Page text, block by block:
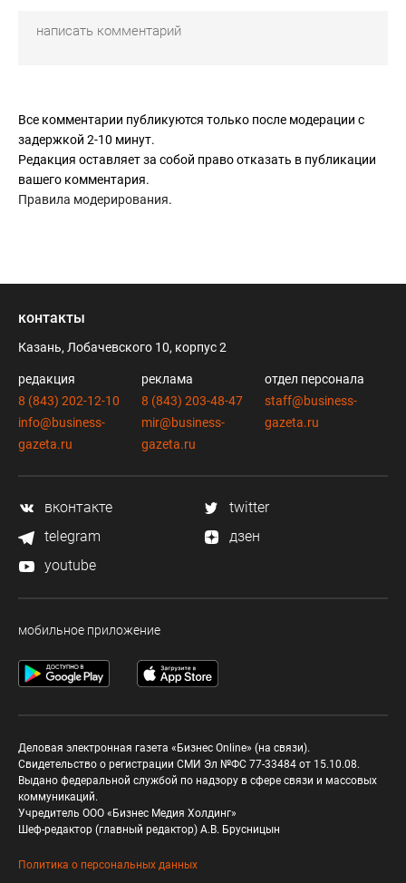
Все комментарии публикуются только после модерации с
задержкой 2-10 минут.
Редакция оставляет за собой право отказать в публикации
вашего комментария.
Правила модерирования.
контакты
Казань, Лобачевского 10, корпус 2
редакция
8 (843) 202-12-10
info@business-
gazeta.ru
реклама
8 (843) 203-48-47
mir@business-
gazeta.ru
отдел персонала
staff@business-
gazeta.ru
вконтакте
twitter
telegram
дзен
youtube
мобильное приложение
Деловая электронная газета «Бизнес Online» (на связи).
Свидетельство о регистрации СМИ Эл №ФС 77-33484 от 15.10.08.
Выдано федеральной службой по надзору в сфере связи и массовых
коммуникаций.
Учредитель ООО «Бизнес Медия Холдинг»
Шеф-редактор (главный редактор) А.В. Брусницын
Политика о персональных данных